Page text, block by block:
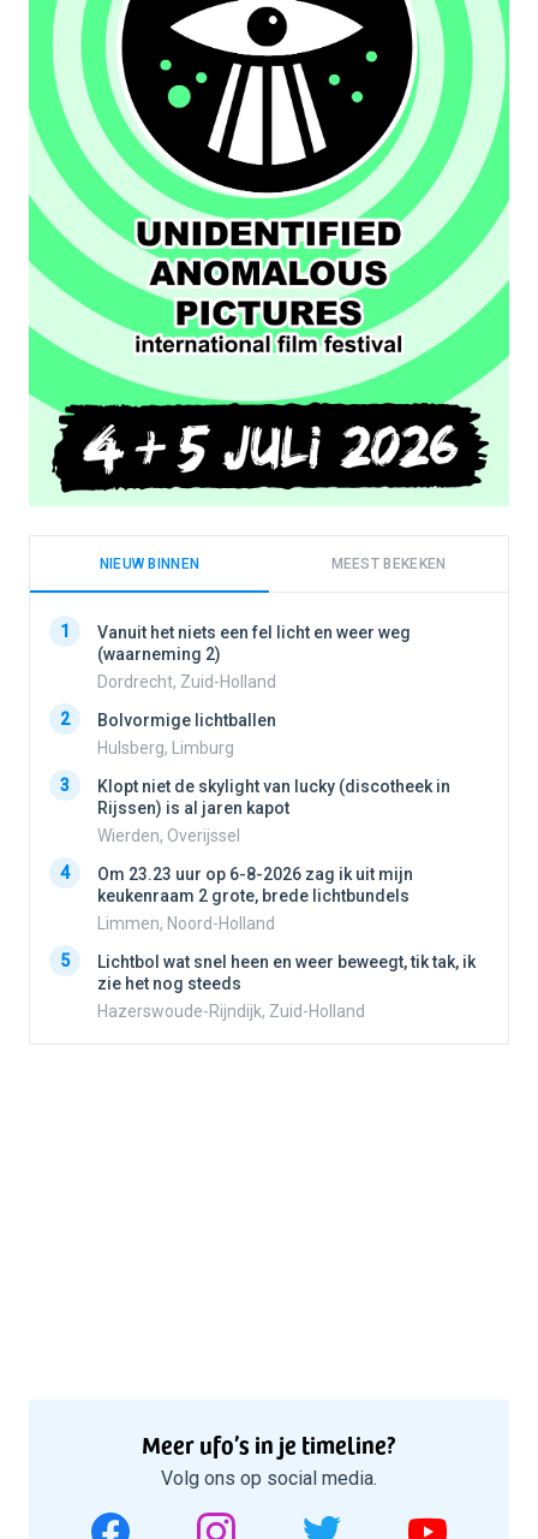
NIEUW BINNEN MEEST BEKEKEN
1
Vanuit het niets een fel licht en weer weg
(waarneming 2)
Dordrecht, Zuid-Holland
2
Bolvormige lichtballen
Hulsberg, Limburg
3
Klopt niet de skylight van lucky (discotheek in
Rijssen) is al jaren kapot
Wierden, Overijssel
4
Om 23.23 uur op 6-8-2026 zag ik uit mijn
keukenraam 2 grote, brede lichtbundels
Limmen, Noord-Holland
5
Lichtbol wat snel heen en weer beweegt, tik tak, ik
zie het nog steeds
Hazerswoude-Rijndijk, Zuid-Holland
Meer ufo’s in je timeline?
Volg ons op social media.